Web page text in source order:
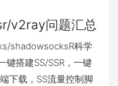
v2ray问题汇总
shadowsocksR科学
键搭建SS/SSR，一键
下载，SS流量控制脚